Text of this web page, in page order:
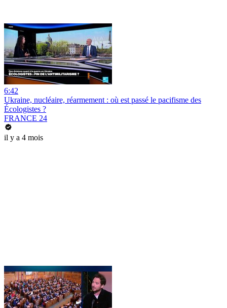
6:42
Ukraine, nucléaire, réarmement : où est passé le pacifisme des
Écologistes ?
FRANCE 24
il y a 4 mois